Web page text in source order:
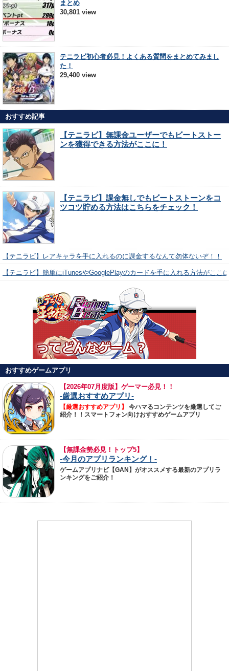
まとめ
30,801 view
テニラビ初心者必見！よくある質問をまとめてみまし
た！
29,400 view
おすすめ記事
【テニラビ】無課金ユーザーでもビートストー
ンを獲得できる方法がここに！
【テニラビ】課金無しでもビートストーンをコ
ツコツ貯める方法はこちらをチェック！
【テニラビ】レアキャラを手に入れるのに課金するなんて勿体ないぞ！！
【テニラビ】簡単にiTunesやGooglePlayのカードを手に入れる方法がここ
おすすめゲームアプリ
【2026年07月度版】ゲーマー必見！！
-厳選おすすめアプリ-
【厳選おすすめアプリ】
今ハマるコンテンツを厳選してご
紹介！！スマートフォン向けおすすめゲームアプリ
【無課金勢必見！トップ5】
-今月のアプリランキング！-
ゲームアプリナビ【GAN】がオススメする最新のアプリラ
ンキングをご紹介！